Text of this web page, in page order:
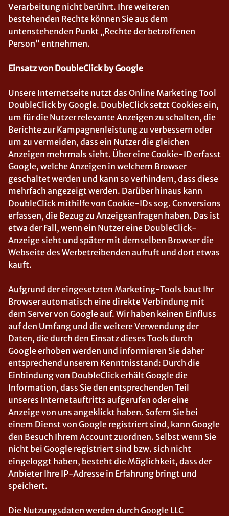
Verarbeitung nicht berührt. Ihre weiteren
bestehenden Rechte können Sie aus dem
untenstehenden Punkt „Rechte der betroffenen
Person“ entnehmen.
Einsatz von DoubleClick by Google
Unsere Internetseite nutzt das Online Marketing Tool
DoubleClick by Google. DoubleClick setzt Cookies ein,
um für die Nutzer relevante Anzeigen zu schalten, die
Berichte zur Kampagnenleistung zu verbessern oder
um zu vermeiden, dass ein Nutzer die gleichen
Anzeigen mehrmals sieht. Über eine Cookie-ID erfasst
Google, welche Anzeigen in welchem Browser
geschaltet werden und kann so verhindern, dass diese
mehrfach angezeigt werden. Darüber hinaus kann
DoubleClick mithilfe von Cookie-IDs sog. Conversions
erfassen, die Bezug zu Anzeigeanfragen haben. Das ist
etwa der Fall, wenn ein Nutzer eine DoubleClick-
Anzeige sieht und später mit demselben Browser die
Webseite des Werbetreibenden aufruft und dort etwas
kauft.
Aufgrund der eingesetzten Marketing-Tools baut Ihr
Browser automatisch eine direkte Verbindung mit
dem Server von Google auf. Wir haben keinen Einfluss
auf den Umfang und die weitere Verwendung der
Daten, die durch den Einsatz dieses Tools durch
Google erhoben werden und informieren Sie daher
entsprechend unserem Kenntnisstand: Durch die
Einbindung von DoubleClick erhält Google die
Information, dass Sie den entsprechenden Teil
unseres Internetauftritts aufgerufen oder eine
Anzeige von uns angeklickt haben. Sofern Sie bei
einem Dienst von Google registriert sind, kann Google
den Besuch Ihrem Account zuordnen. Selbst wenn Sie
nicht bei Google registriert sind bzw. sich nicht
eingeloggt haben, besteht die Möglichkeit, dass der
Anbieter Ihre IP-Adresse in Erfahrung bringt und
speichert.
Die Nutzungsdaten werden durch Google LLC